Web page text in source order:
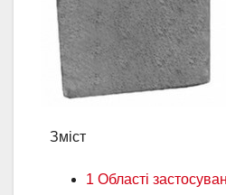
Зміст
1 Області